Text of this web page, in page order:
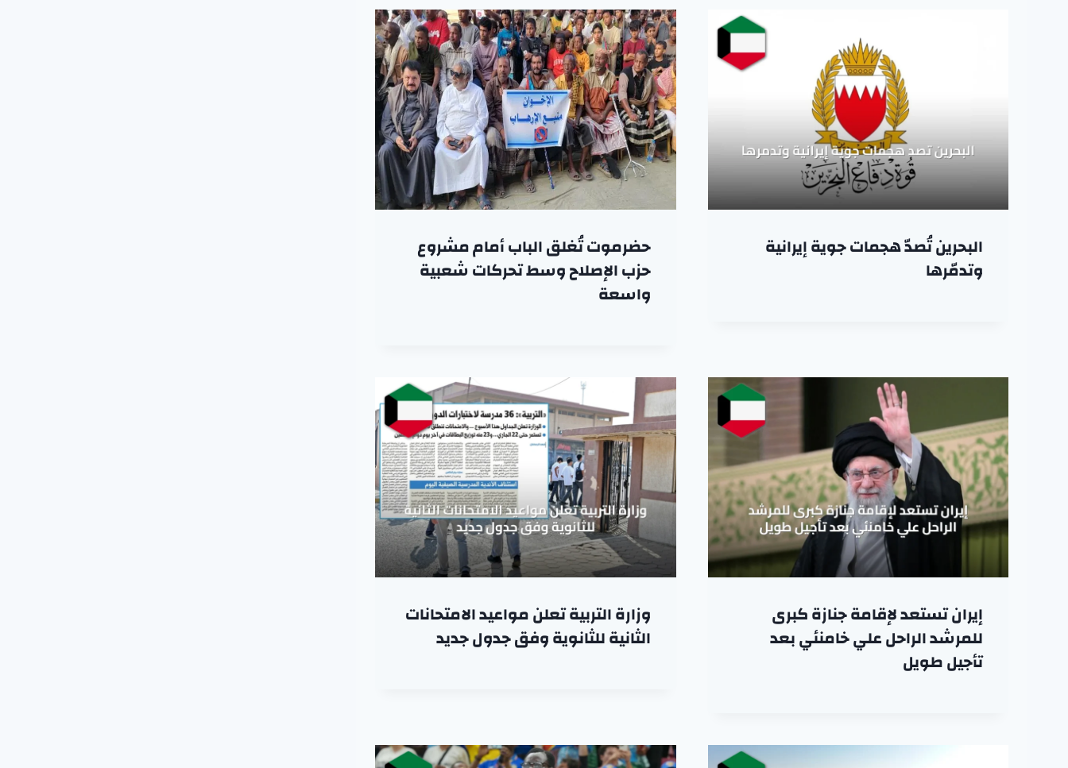
البحرين تُصدّ هجمات جوية إيرانية
وتدمّرها
حضرموت تُغلق الباب أمام مشروع
حزب الإصلاح وسط تحركات شعبية
واسعة
إيران تستعد لإقامة جنازة كبرى
للمرشد الراحل علي خامنئي بعد
تأجيل طويل
وزارة التربية تعلن مواعيد الامتحانات
الثانية للثانوية وفق جدول جديد